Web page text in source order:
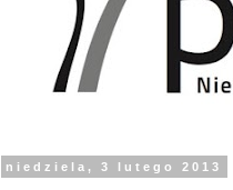
niedziela, 3 lutego 2013